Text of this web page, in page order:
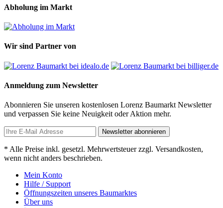
Abholung im Markt
Wir sind Partner von
Anmeldung zum Newsletter
Abonnieren Sie unseren kostenlosen Lorenz Baumarkt Newsletter
und verpassen Sie keine Neuigkeit oder Aktion mehr.
Newsletter abonnieren
* Alle Preise inkl. gesetzl. Mehrwertsteuer zzgl. Versandkosten,
wenn nicht anders beschrieben.
Mein Konto
Hilfe / Support
Öffnungszeiten unseres Baumarktes
Über uns